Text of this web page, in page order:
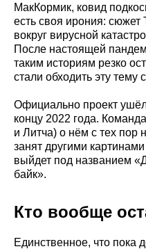
МакКормик, ковид
есть своя ирония: сюжет
вокруг вирусной
После настоящей
таким историям резко
стали обходить эту тему
Официально проект
концу 2022 года.
и Литча) о нём с тех пор
занят другими
выйдет под названием
байк».
Кто вообще
Единственное, что пока